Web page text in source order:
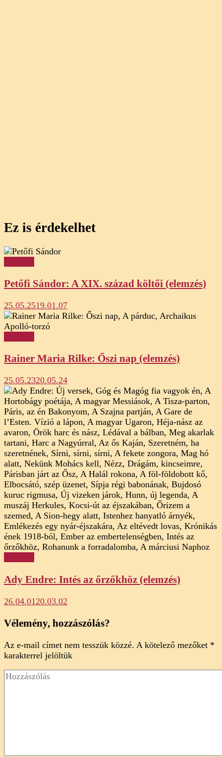
Ez is érdekelhet
Petőfi Sándor: A XIX. század költői (elemzés)
25.05.2519.01.07
Rainer Maria Rilke: Őszi nap (elemzés)
25.05.2320.05.24
Ady Endre: Intés az őrzőkhöz (elemzés)
26.04.01 20.03.02
Vélemény, hozzászólás?
Az e-mail címet nem tesszük közzé. A kötelező mezőket *
karakterrel jelöltük
Hozzászólás